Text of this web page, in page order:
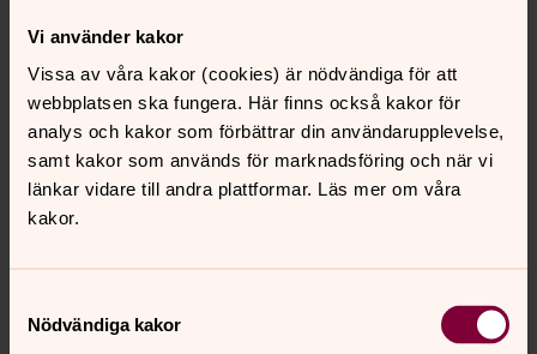
Vi använder kakor
Vissa av våra kakor (cookies) är nödvändiga för att
webbplatsen ska fungera. Här finns också kakor för
analys och kakor som förbättrar din användarupplevelse,
samt kakor som används för marknadsföring och när vi
länkar vidare till andra plattformar. Läs mer om våra
kakor.
Nödvändiga kakor
07-30)
Tillsammans med Tove och Ingemar Lundin läser
och samtalar jag om kapitel 17 i
Apostlagärningarna. Vi får bland annat ta del av hur
Paulus, under sin andra missionsresa, kommer till
Aten och där håller sitt berömda tal på Areopagen.
Vi får också veta lite mer om några av de filosofiska
Välkommen att lyssna!
51:25